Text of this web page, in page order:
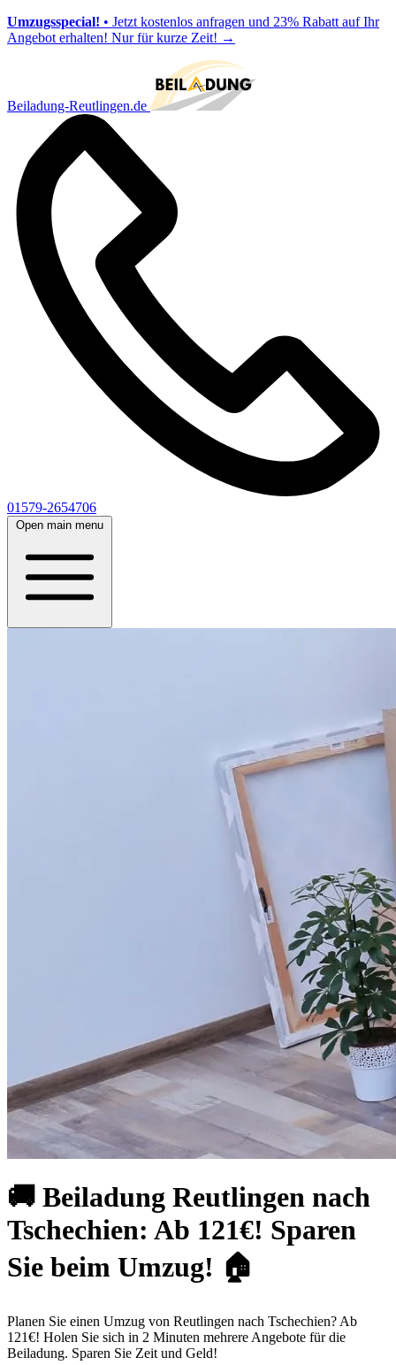
Umzugsspecial! • Jetzt kostenlos anfragen und 23% Rabatt auf Ihr
Angebot erhalten! Nur für kurze Zeit! →
Beiladung-Reutlingen.de
01579-2654706
Open main menu
🚚 Beiladung Reutlingen nach
Tschechien: Ab 121€! Sparen
Sie beim Umzug! 🏠
Planen Sie einen Umzug von Reutlingen nach Tschechien? Ab
121€! Holen Sie sich in 2 Minuten mehrere Angebote für die
Beiladung. Sparen Sie Zeit und Geld!